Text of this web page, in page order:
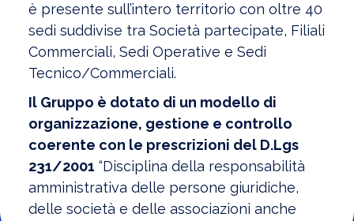
è presente sull’intero territorio con oltre 40
sedi suddivise tra Società partecipate, Filiali
Commerciali, Sedi Operative e Sedi
Tecnico/Commerciali.
Il Gruppo è dotato di un modello di
organizzazione, gestione e controllo
coerente con le prescrizioni del D.Lgs
231/2001 “Disciplina della responsabilità
amministrativa delle persone giuridiche,
delle società e delle associazioni anche